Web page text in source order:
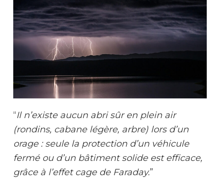
“Il n’existe aucun abri sûr en plein air
(rondins, cabane légère, arbre) lors d’un
orage : seule la protection d’un véhicule
fermé ou d’un bâtiment solide est efficace,
grâce à l’effet cage de Faraday.”